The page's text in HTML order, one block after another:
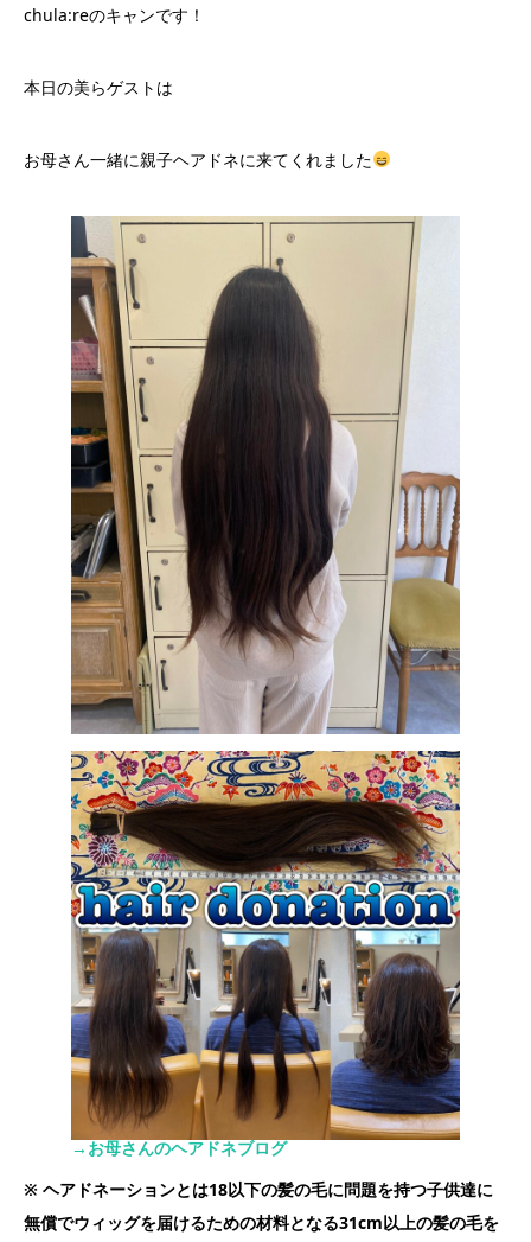
chula:reのキャンです！
本日の美らゲストは
お母さん一緒に親子ヘアドネに来てくれました
→お母さんのヘアドネブログ
※ ヘアドネーションとは18以下の髪の毛に問題を持つ子供達に
無償でウィッグを届けるための材料となる31cm以上の髪の毛を